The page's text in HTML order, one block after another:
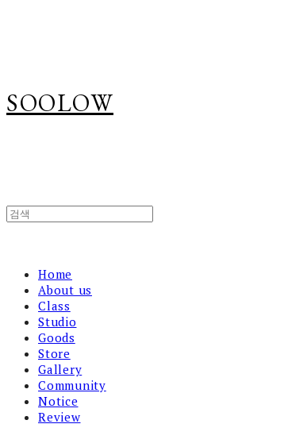
SOOLOW
Home
About us
Class
Studio
Goods
Store
Gallery
Community
Notice
Review